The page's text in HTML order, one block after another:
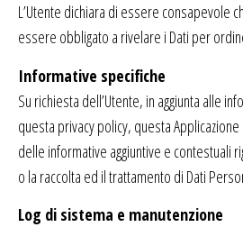
L’Utente dichiara di essere consapevole
essere obbligato a rivelare i Dati per
Informative specifiche
Su richiesta dell’Utente, in aggiunta alle
questa privacy policy, questa
delle informative aggiuntive e contestuali
o la raccolta ed il trattamento di Dati
Log di sistema e manutenzione